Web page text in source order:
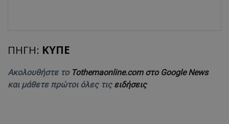
ΠΗΓΗ: ΚΥΠΕ
Ακολουθήστε το Tothemaonline.com στο Google News
και μάθετε πρώτοι όλες τις ειδήσεις